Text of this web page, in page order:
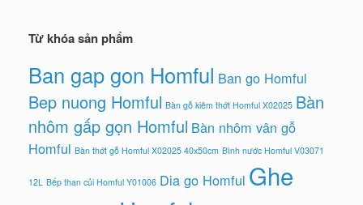
Từ khóa sản phẩm
Ban gap gon Homful Ban go Homful
Bep nuong Homful Bàn gỗ kiêm thớt Homful X02025 Bàn
nhôm gấp gọn Homful Bàn nhôm vân gỗ
Homful Bàn thớt gỗ Homful X02025 40x50cm Bình nước Homful V03071
12L Bếp than củi Homful Y01006 Dia go Homful Ghe